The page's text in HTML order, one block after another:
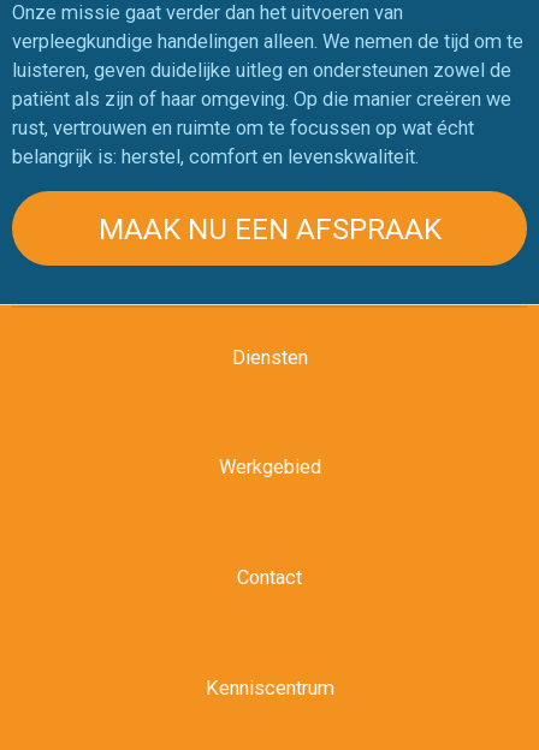
Onze missie gaat verder dan het uitvoeren van
verpleegkundige handelingen alleen. We nemen de tijd om te
luisteren, geven duidelijke uitleg en ondersteunen zowel de
patiënt als zijn of haar omgeving. Op die manier creëren we
rust, vertrouwen en ruimte om te focussen op wat écht
belangrijk is: herstel, comfort en levenskwaliteit.
MAAK NU EEN AFSPRAAK
Diensten
Werkgebied
Contact
Kenniscentrum